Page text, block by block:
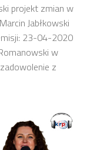
projekt zmian w
Jabłkowski
23-04-2020
w
z